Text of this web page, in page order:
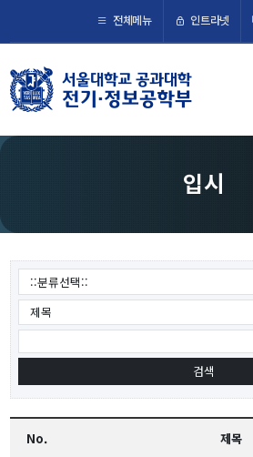
전체메뉴 인트라넷
학부뉴스
뉴스
연혁
교수/연구
입시
No. 제목